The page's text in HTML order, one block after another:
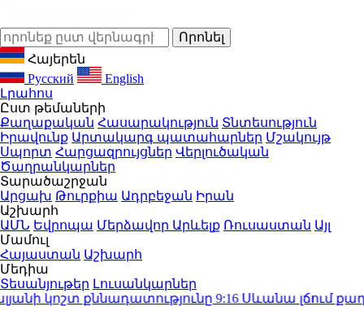
Հայերեն
Русский
English
Լրահոս
Ըստ թեմաների
Քաղաքական Հասարակություն Տնտեսություն
Իրավունք Արտակարգ պատահարներ Մշակույթ
Սպորտ Հարցազրույցներ Վերլուծական
Ծաղրանկարներ
Տարածաշրջան
Արցախ Թուրքիա Ադրբեջան Իրան
Աշխարհ
ԱՄՆ Եվրոպա Մերձավոր Արևելք Ռուսաստան Այլ
Մամուլ
Հայաստան Աշխարհ
Մեդիա
Տեսանյութեր Լուսանկարներ
կոշտ քննադատությունը9:16 Սևանա լճում